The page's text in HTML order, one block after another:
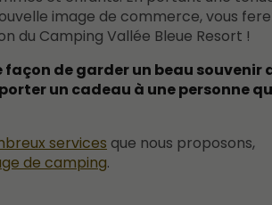
image de commerce, vous
du Camping Vallée Bleue Resort !
façon de garder un beau souvenir
un cadeau à une personne
services que nous proposons,
de camping.